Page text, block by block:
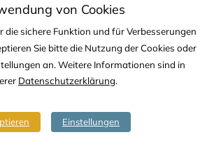
von Cookies
die sichere Funktion und für Verbesserungen
Sie bitte die Nutzung der Cookies oder
an. Weitere Informationen sind in
Datenschutzerklärung.
Einstellungen